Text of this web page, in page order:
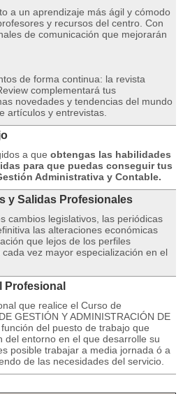
a un aprendizaje más ágil y cómodo
y recursos del centro. Con
de comunicación que mejorarán
de forma continua: la revista
complementará tus
novedades y tendencias del mundo
artículos y entrevistas.
a que obtengas las habilidades
para que puedas conseguir tus
Administrativa y Contable.
y Salidas Profesionales
cambios legislativos, las periódicas
las alteraciones económicas
que lejos de los perfiles
vez mayor especialización en el
Profesional
que realice el Curso de
GESTIÓN Y ADMINISTRACIÓN DE
del puesto de trabajo que
del entorno en el que desarrolle su
posible trabajar a media jornada ó a
de las necesidades del servicio.